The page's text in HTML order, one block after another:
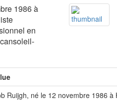
1986 à
en
Ruijgh, né le 12 novembre 1986